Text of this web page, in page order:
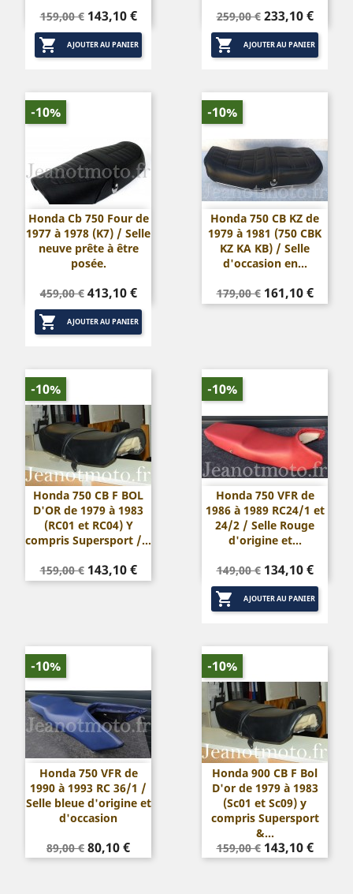
Prix
de
base
159,00 € Prix
143,10 €
 AJOUTER AU PANIER
Prix
de
base
259,00 € Prix
233,10 €
 AJOUTER AU PANIER
Honda Cb 750 Four de
1977 à 1978 (K7) / Selle
neuve prête à être
posée.
Prix
de
base
459,00 € Prix
413,10 €
 AJOUTER AU PANIER
-10%
Honda 750 CB KZ de
1979 à 1981 (750 CBK
KZ KA KB) / Selle
d'occasion en...
Prix
de
179,00 € Prix
161,10 €
-10%
Honda 750 CB F BOL
D'OR de 1979 à 1983
(RC01 et RC04) Y
compris Supersport /...
Prix
de
159,00 € Prix
143,10 €
-10%
Honda 750 VFR de
1986 à 1989 RC24/1 et
24/2 / Selle Rouge
d'origine et...
Prix
de
base
149,00 € Prix
134,10 €
 AJOUTER AU PANIER
-10%
Honda 750 VFR de
1990 à 1993 RC 36/1 /
Selle bleue d'origine et
d'occasion
Prix
de
89,00 € Prix
80,10 €
-10%
Honda 900 CB F Bol
D'or de 1979 à 1983
(Sc01 et Sc09) y
compris Supersport
&...
Prix
de
159,00 € Prix
143,10 €
-10%